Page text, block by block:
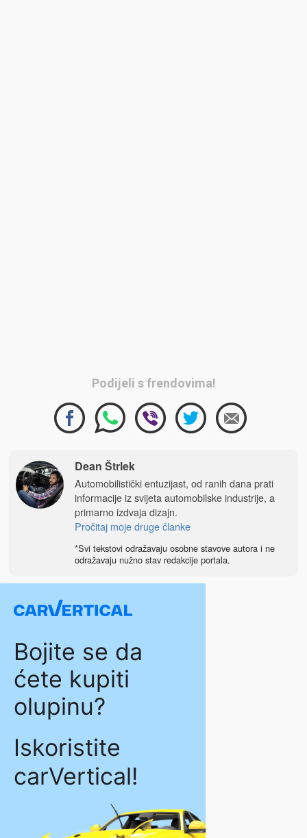
Podijeli s frendovima!
Dean Štrlek
Automobilistički entuzijast, od ranih dana prati
informacije iz svijeta automobilske industrije, a
primarno izdvaja dizajn.
Pročitaj moje druge članke
*Svi tekstovi odražavaju osobne stavove autora i ne
odražavaju nužno stav redakcije portala.